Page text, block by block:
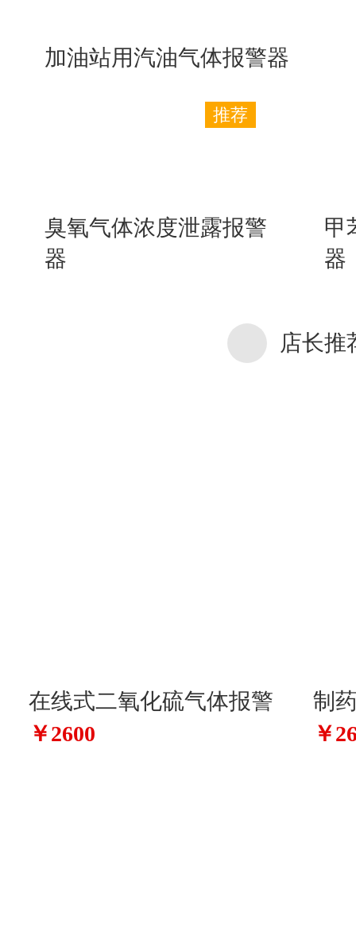
加油站用汽油气体报警器
推荐
臭氧气体浓度泄露报警
器
甲
器
店长推
在线式二氧化硫气体报警
器
￥2600
制
警
￥